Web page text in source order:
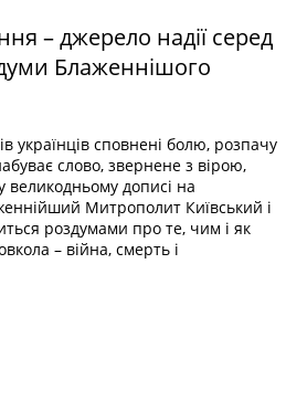
– джерело надії серед
Блаженнішого
українців сповнені болю, розпачу
слово, звернене з вірою,
великодньому дописі на
Митрополит Київський і
роздумами про те, чим і як
– війна, смерть і